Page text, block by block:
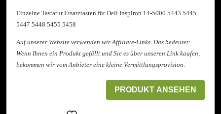
Einzelne Tastatur Ersatztasten für Dell Inspiron 14-5000 5443 5445
5447 5448 5455 5458
Auf unserer Website verwenden wir Affiliate-Links. Das bedeutet:
Wenn Ihnen ein Produkt gefällt und Sie es über unseren Link kaufen,
bekommen wir vom Anbieter eine kleine Vermittlungsprovision.
PRODUKT ANSEHEN